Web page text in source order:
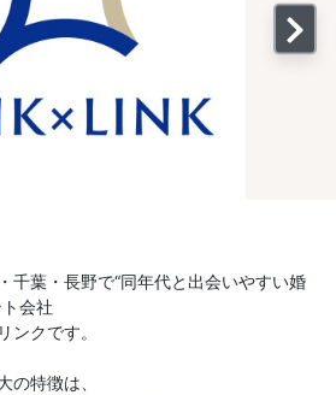
千葉・長野で“同年代と出会いやすい婚
会社
ンクです。
の特徴は、